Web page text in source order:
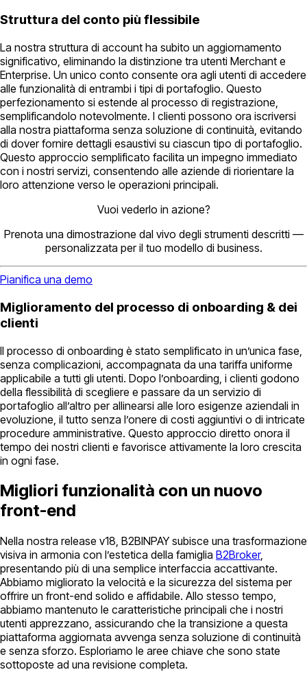
Struttura del conto più flessibile
La nostra struttura di account ha subito un aggiornamento
significativo, eliminando la distinzione tra utenti Merchant e
Enterprise. Un unico conto consente ora agli utenti di accedere
alle funzionalità di entrambi i tipi di portafoglio. Questo
perfezionamento si estende al processo di registrazione,
semplificandolo notevolmente. I clienti possono ora iscriversi
alla nostra piattaforma senza soluzione di continuità, evitando
di dover fornire dettagli esaustivi su ciascun tipo di portafoglio.
Questo approccio semplificato facilita un impegno immediato
con i nostri servizi, consentendo alle aziende di riorientare la
loro attenzione verso le operazioni principali.
Vuoi vederlo in azione?
Prenota una dimostrazione dal vivo degli strumenti descritti —
personalizzata per il tuo modello di business.
Pianifica una demo
Miglioramento del processo di onboarding & dei
clienti
Il processo di onboarding è stato semplificato in un’unica fase,
senza complicazioni, accompagnata da una tariffa uniforme
applicabile a tutti gli utenti. Dopo l’onboarding, i clienti godono
della flessibilità di scegliere e passare da un servizio di
portafoglio all’altro per allinearsi alle loro esigenze aziendali in
evoluzione, il tutto senza l’onere di costi aggiuntivi o di intricate
procedure amministrative. Questo approccio diretto onora il
tempo dei nostri clienti e favorisce attivamente la loro crescita
in ogni fase.
Migliori funzionalità con un nuovo
front-end
Nella nostra release v18, B2BINPAY subisce una trasformazione
visiva in armonia con l’estetica della famiglia B2Broker,
presentando più di una semplice interfaccia accattivante.
Abbiamo migliorato la velocità e la sicurezza del sistema per
offrire un front-end solido e affidabile. Allo stesso tempo,
abbiamo mantenuto le caratteristiche principali che i nostri
utenti apprezzano, assicurando che la transizione a questa
piattaforma aggiornata avvenga senza soluzione di continuità
e senza sforzo. Esploriamo le aree chiave che sono state
sottoposte ad una revisione completa.